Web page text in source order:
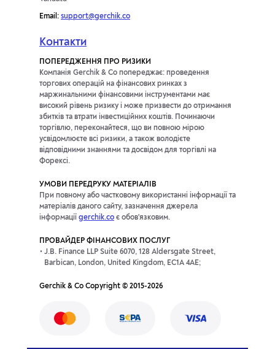
Email: support@gerchik.co
Контакти
ПОПЕРЕДЖЕННЯ ПРО РИЗИКИ
Компанія Gerchik & Co попереджає: проведення
торгових операцій на фінансових ринках з
маржинальними фінансовими інструментами має
високий рівень ризику і може призвести до отримання
збитків та втрати інвестиційних коштів. Починаючи
торгівлю, переконайтеся, що ви повною мірою
усвідомлюєте всі ризики, а також володієте
відповідними знаннями та досвідом для торгівлі на
Форексі.
УМОВИ ПЕРЕДРУКУ МАТЕРІАЛІВ
При повному або частковому використанні інформації та
матеріалів даного сайту, зазначення джерела
інформації gerchik.co є обов'язковим.
ПРОВАЙДЕР ФІНАНСОВИХ ПОСЛУГ
J.B. Finance LLP Suite 6070, 128 Aldersgate Street,
Barbican, London, United Kingdom, EC1A 4AE;
Gerchik & Co Copyright © 2015-2026